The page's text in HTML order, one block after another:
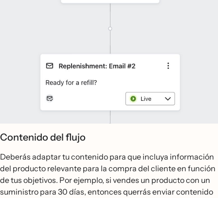
Contenido del flujo
Deberás adaptar tu contenido para que incluya información
del producto relevante para la compra del cliente en función
de tus objetivos. Por ejemplo, si vendes un producto con un
suministro para 30 días, entonces querrás enviar contenido